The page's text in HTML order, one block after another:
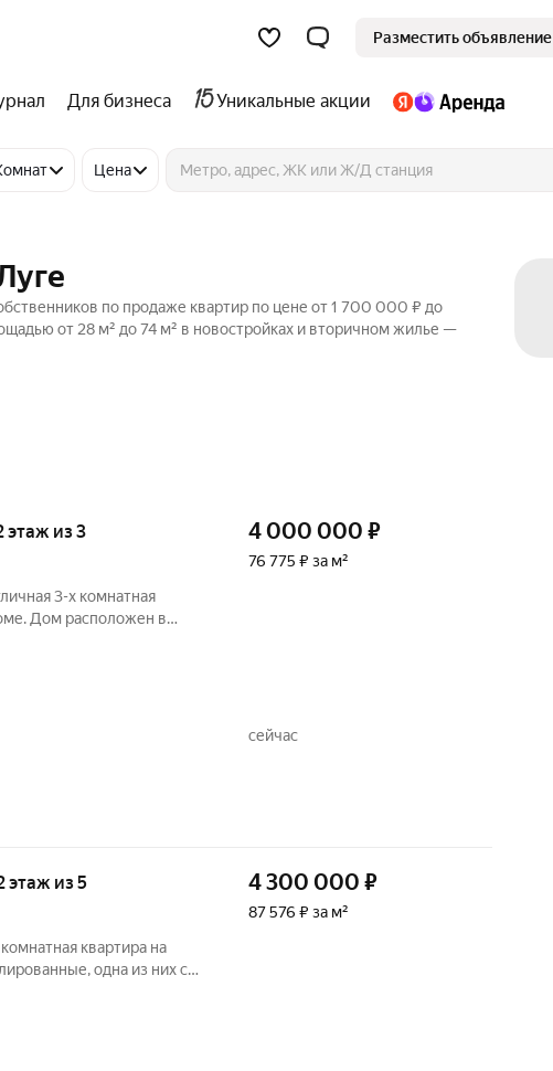
Разместить объявление
Для бизнеса Уникальные акции
Цена
по продаже квартир по цене от 1 700 000 ₽ до
от 28 м² до 74 м² в новостройках и вторичном жилье —
этаж из 3
3-х комнатная
Дом расположен в
это создает еще более
4 000 000 ₽
76 775 ₽ за м²
сейчас
этаж из 5
квартира на
одна из них с
реки. Приобретая эту
4 300 000 ₽
87 576 ₽ за м²